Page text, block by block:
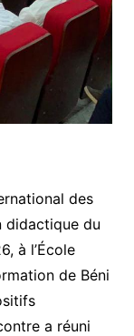
des
didactique du
à l’École
de Béni
a réuni